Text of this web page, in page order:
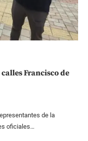
Francisco de
de la
oficiales…